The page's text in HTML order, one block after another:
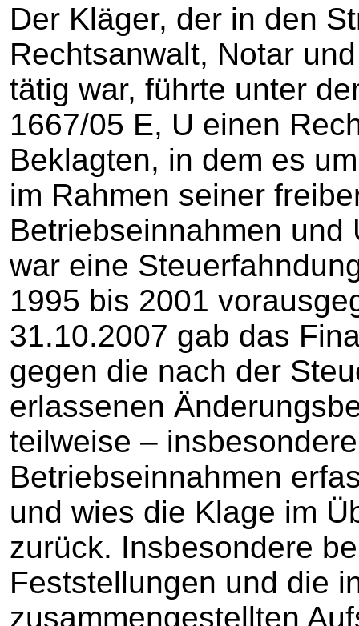
Der Kläger, der in den
Rechtsanwalt, Notar
tätig war, führte unter
1667/05 E, U einen
Beklagten, in dem es
im Rahmen seiner
Betriebseinnahmen und
war eine
1995 bis 2001
31.10.2007 gab das
gegen die nach der
erlassenen
teilweise –
Betriebseinnahmen
und wies die Klage im
zurück. Insbesondere
Feststellungen und die
zusammengestellten